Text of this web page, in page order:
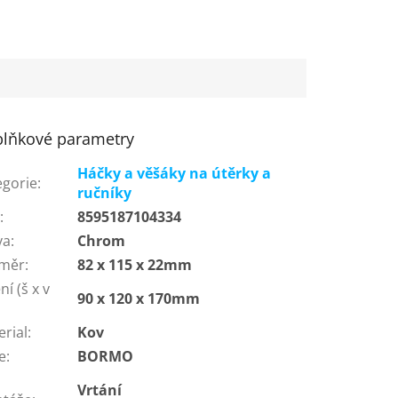
parametry
:
Háčky a věšáky na útěrky a
ručníky
:
8595187104334
:
Chrom
:
82 x 115 x 22mm
(š x v
90 x 120 x 170mm
:
Kov
:
BORMO
Vrtání